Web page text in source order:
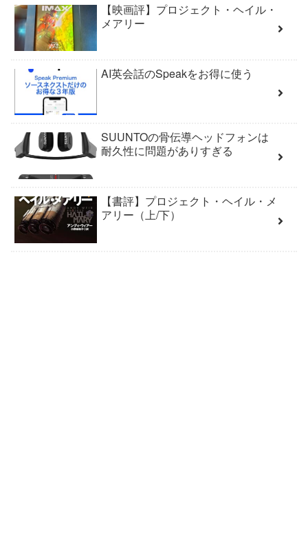
【映画評】プロジェクト・ヘイル・
メアリー
AI英会話のSpeakをお得に使う
SUUNTOの骨伝導ヘッドフォンは
耐久性に問題がありすぎる
【書評】プロジェクト・ヘイル・メ
アリー（上/下）